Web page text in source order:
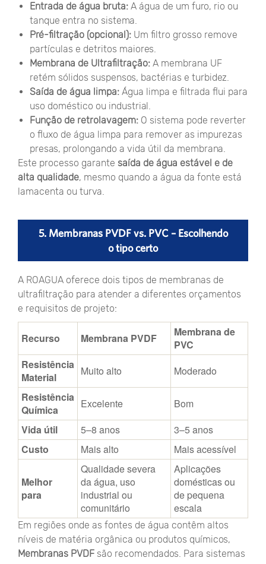
Entrada de água bruta: A água de um furo, rio ou
tanque entra no sistema.
Pré-filtração (opcional): Um filtro grosso remove
partículas e detritos maiores.
Membrana de Ultrafiltração: A membrana UF
retém sólidos suspensos, bactérias e turbidez.
Saída de água limpa: Água limpa e filtrada flui para
uso doméstico ou industrial.
Função de retrolavagem: O sistema pode reverter
o fluxo de água limpa para remover as impurezas
presas, prolongando a vida útil da membrana.
Este processo garante saída de água estável e de
alta qualidade, mesmo quando a água da fonte está
lamacenta ou turva.
5. Membranas PVDF vs. PVC – Escolhendo
o tipo certo
A ROAGUA oferece dois tipos de membranas de
ultrafiltração para atender a diferentes orçamentos
e requisitos de projeto:
Recurso Membrana PVDF
Membrana de
PVC
Resistência
Material
Muito alto
Moderado
Resistência
Química
Excelente
Bom
Vida útil
5–8 anos
3–5 anos
Custo
Mais alto Mais acessível
Melhor
para
Qualidade severa
da água, uso
industrial ou
comunitário
Aplicações
domésticas ou
de pequena
escala
Em regiões onde as fontes de água contêm altos
níveis de matéria orgânica ou produtos químicos,
Membranas PVDF são recomendados. Para sistemas